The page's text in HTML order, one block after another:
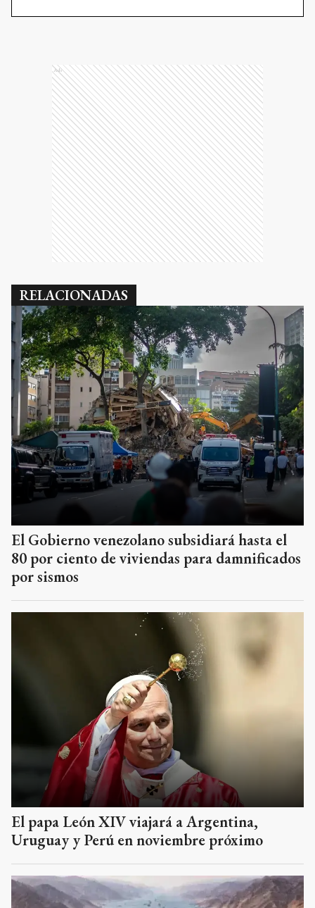
Ads
RELACIONADAS
El Gobierno venezolano subsidiará hasta el
80 por ciento de viviendas para damnificados
por sismos
El papa León XIV viajará a Argentina,
Uruguay y Perú en noviembre próximo